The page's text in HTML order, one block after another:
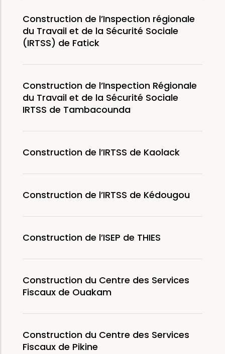
Construction de l’Inspection régionale
du Travail et de la Sécurité Sociale
(IRTSS) de Fatick
Construction de l’Inspection Régionale
du Travail et de la Sécurité Sociale
IRTSS de Tambacounda
Construction de l’IRTSS de Kaolack
Construction de l’IRTSS de Kédougou
Construction de l’ISEP de THIES
Construction du Centre des Services
Fiscaux de Ouakam
Construction du Centre des Services
Fiscaux de Pikine